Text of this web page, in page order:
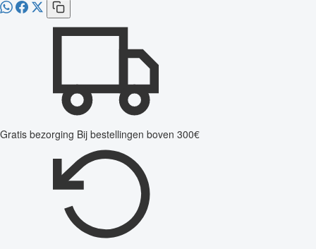
Gratis bezorging Bij bestellingen boven 300€